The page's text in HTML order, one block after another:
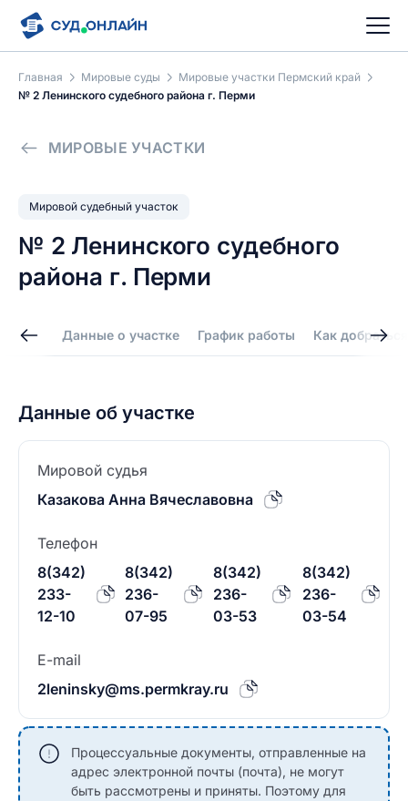
Главная Мировые суды
Мировые участки Пермский край
№ 2 Ленинского судебного района г. Перми
МИРОВЫЕ УЧАСТКИ
Мировой судебный участок
№ 2 Ленинского судебного
района г. Перми
Данные о участке График работы Как добраться
Данные об участке
Мировой судья
Казакова Анна Вячеславовна
Телефон
8(342)
233-
12-10
8(342)
236-
07-95
8(342)
236-
03-53
8(342)
236-
03-54
E-mail
2leninsky@ms.permkray.ru
Процессуальные документы, отправленные на
адрес электронной почты (почта), не могут
быть рассмотрены и приняты. Поэтому для